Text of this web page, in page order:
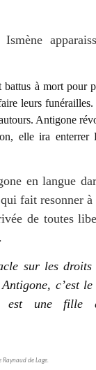
battus à mort pour
leurs
Antigone
elle ira enterrer
en langue
fait resonner
de toutes
sur les droits
c’est
est une fille
de Lage.